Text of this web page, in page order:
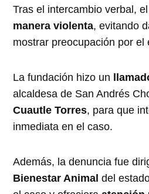
Tras el intercambio verbal,
manera violenta, evitando
mostrar preocupación por el
La fundación hizo un
alcaldesa de San Andrés
Cuautle Torres, para que
inmediata en el caso.
Además, la denuncia fue
Bienestar Animal del